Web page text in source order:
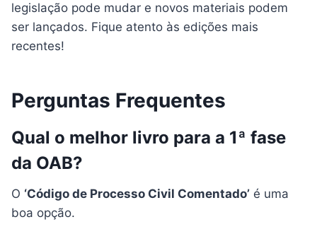
legislação pode mudar e novos materiais podem
ser lançados. Fique atento às edições mais
recentes!
Perguntas Frequentes
Qual o melhor livro para a 1ª fase
da OAB?
O ‘Código de Processo Civil Comentado’ é uma
boa opção.